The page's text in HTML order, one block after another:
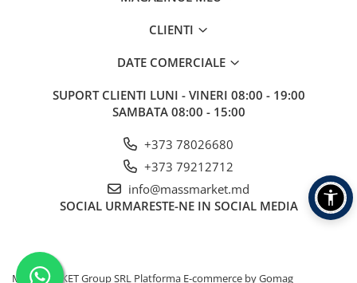
Saci de dormit, saltele, perne
Imbracaminte, incaltaminte
Pescuit la Fitofag
Monturi
CLIENTI
DATE COMERCIALE
SUPORT CLIENTI LUNI - VINERI 08:00 - 19:00
SAMBATA 08:00 - 15:00
+373 78026680
+373 79212712
info@massmarket.md
SOCIAL URMARESTE-NE IN SOCIAL MEDIA
MASSMARKET Group SRL Platforma E-commerce by Gomag